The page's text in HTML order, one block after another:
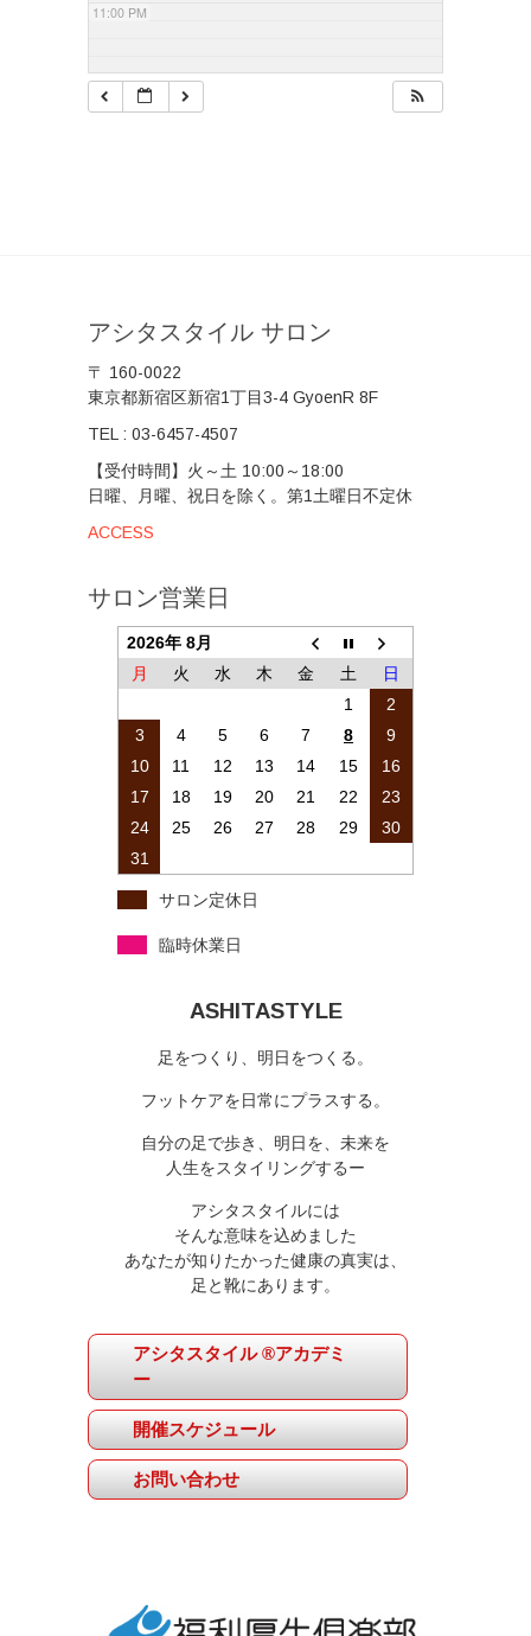
11:00 PM
アシタスタイル サロン
〒 160-0022
東京都新宿区新宿1丁目3-4 GyoenR 8F
TEL : 03-6457-4507
【受付時間】火～土 10:00～18:00
日曜、月曜、祝日を除く。第1土曜日不定休
ACCESS
サロン営業日
2026年 8月
月
火 水 木 金 土
日
1
2
3
4 5 6 7 8
9
10
11 12 13 14 15
16
17
18 19 20 21 22
23
24
25 26 27 28 29
30
31
サロン定休日
臨時休業日
ASHITASTYLE
足をつくり、明日をつくる。
フットケアを日常にプラスする。
自分の足で歩き、明日を、未来を
人生をスタイリングするー
アシタスタイルには
そんな意味を込めました
あなたが知りたかった健康の真実は、
足と靴にあります。
アシタスタイル ®アカデミ
ー
開催スケジュール
お問い合わせ